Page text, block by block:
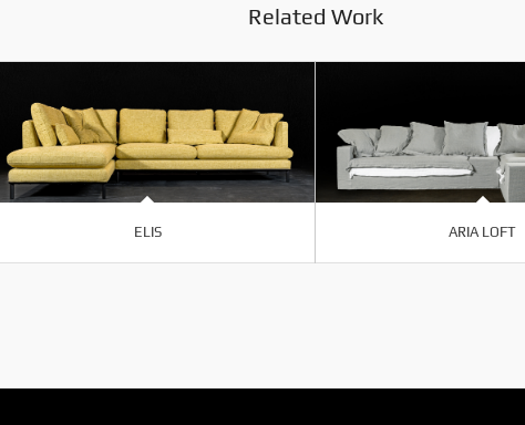
Related Work
ELIS ARIA LOFT